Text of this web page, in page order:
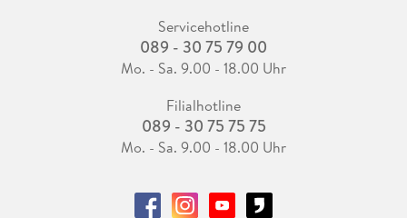
Servicehotline
089 - 30 75 79 00
Mo. - Sa. 9.00 - 18.00 Uhr
Filialhotline
089 - 30 75 75 75
Mo. - Sa. 9.00 - 18.00 Uhr